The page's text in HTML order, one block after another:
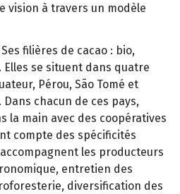
vision à travers un modèle
filières de cacao : bio,
se situent dans quatre
Pérou, São Tomé et
chacun de ces pays,
la main avec des coopératives
compte des spécificités
les producteurs
entretien des
diversification des